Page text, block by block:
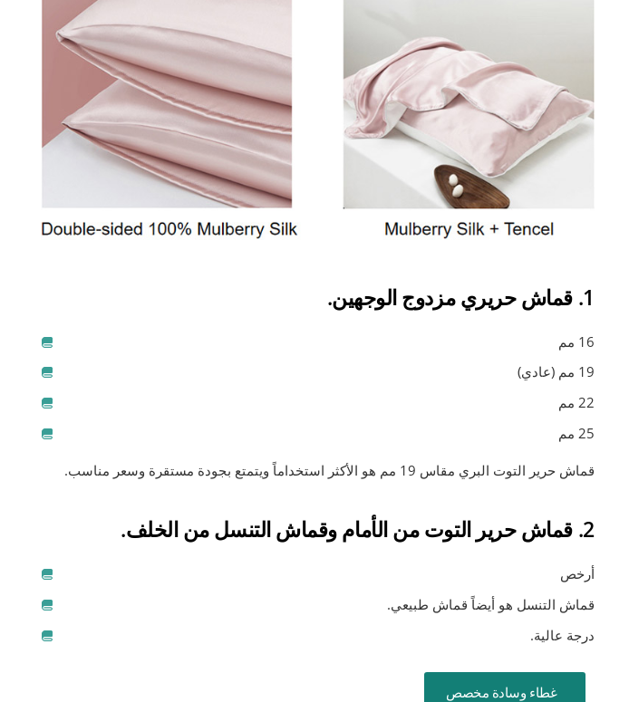
1. قماش حريري مزدوج الوجهين.
16 مم
19 مم (عادي)
22 مم
25 مم
قماش حرير التوت البري مقاس 19 مم هو الأكثر استخداماً ويتمتع بجودة مستقرة وسعر مناسب.
2. قماش حرير التوت من الأمام وقماش التنسل من الخلف.
أرخص
قماش التنسل هو أيضاً قماش طبيعي.
درجة عالية.
غطاء وسادة مخصص